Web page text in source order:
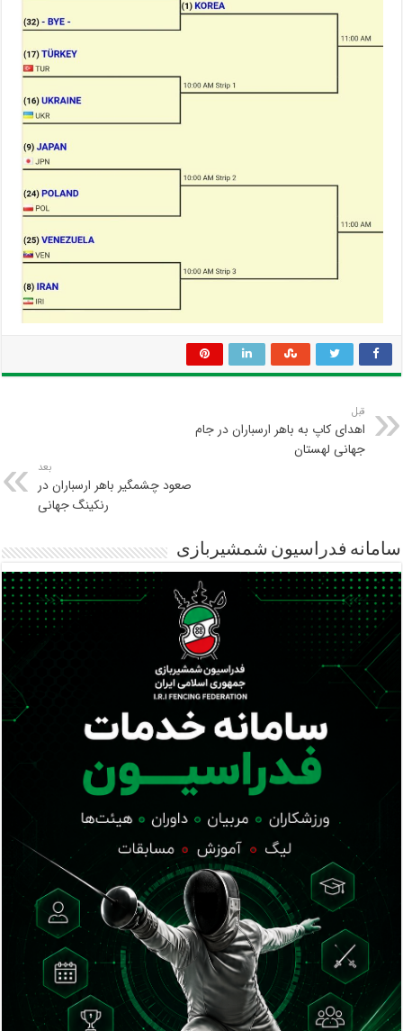
قبل
اهدای کاپ به باهر ارسباران در جام
جهانی لهستان
بعد
صعود چشمگیر باهر ارسباران در
رنکینگ جهانی
سامانه فدراسیون شمشیربازی